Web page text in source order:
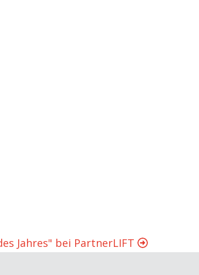
Jahres" bei PartnerLIFT